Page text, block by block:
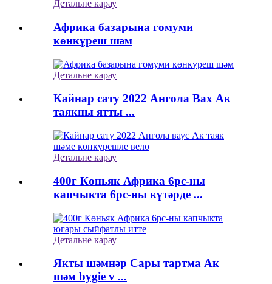
Детальне карау
Африка базарына гомуми
көнкүреш шәм
Детальне карау
Кайнар сату 2022 Ангола Вах Ак
таякны ятты ...
Детальне карау
400г Көньяк Африка 6pc-ны
капчыкта 6pc-ны күтәрде ...
Детальне карау
Якты шәмнәр Сары тартма Ак
шәм bygie v ...